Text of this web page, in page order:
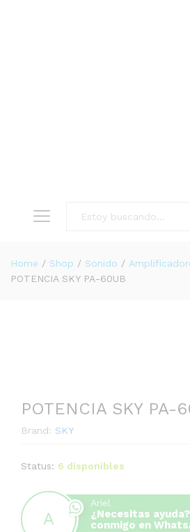
Home / Shop / Sonido /
POTENCIA SKY PA-60UB
POTENCIA SKY PA-
Brand: SKY
Status: 6 disponibles
Ariel
¿Necesitas
conmigo en